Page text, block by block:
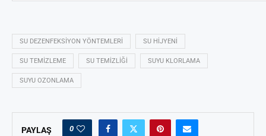
SU DEZENFEKSIYON YÖNTEMLERI SU HIJYENI
SU TEMIZLEME SU TEMIZLIĞI SUYU KLORLAMA
SUYU OZONLAMA
PAYLAŞ 0